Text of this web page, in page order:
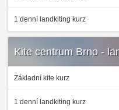
1 denní landkiting kurz
Kite centrum Brno -
Základní kite kurz
1 denní landkiting kurz